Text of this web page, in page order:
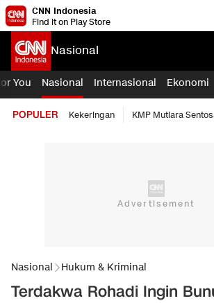
CNN Indonesia
Find it on Play Store
Nasional
You Nasional Internasional Ekonomi
POPULER Kekeringan KMP Mutiara
Nasional Hukum & Kriminal
Terdakwa Rohadi Ingin